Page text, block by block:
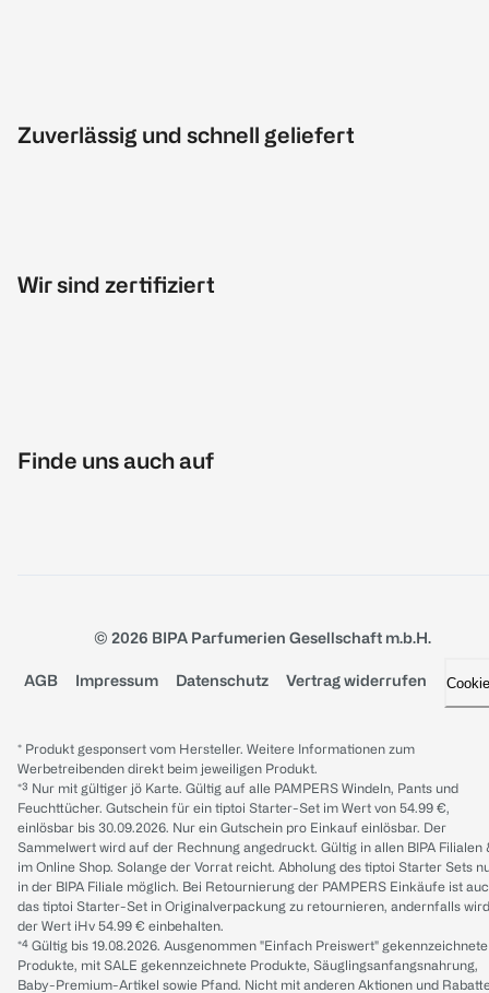
Zuverlässig und schnell geliefert
Wir sind zertifiziert
Finde uns auch auf
© 2026 BIPA Parfumerien Gesellschaft m.b.H.
AGB Impressum Datenschutz Vertrag widerrufen
* Produkt gesponsert vom Hersteller. Weitere Informationen zum
Werbetreibenden direkt beim jeweiligen Produkt.
*³ Nur mit gültiger jö Karte. Gültig auf alle PAMPERS Windeln, Pants und
Feuchttücher. Gutschein für ein tiptoi Starter-Set im Wert von 54.99 €,
einlösbar bis 30.09.2026. Nur ein Gutschein pro Einkauf einlösbar. Der
Sammelwert wird auf der Rechnung angedruckt. Gültig in allen BIPA Filialen
im Online Shop. Solange der Vorrat reicht. Abholung des tiptoi Starter Sets
in der BIPA Filiale möglich. Bei Retournierung der PAMPERS Einkäufe ist
das tiptoi Starter-Set in Originalverpackung zu retournieren, andernfalls wird
der Wert iHv 54.99 € einbehalten.
*⁴ Gültig bis 19.08.2026. Ausgenommen "Einfach Preiswert" gekennzeichnete
Produkte, mit SALE gekennzeichnete Produkte, Säuglingsanfangsnahrung,
Baby-Premium-Artikel sowie Pfand. Nicht mit anderen Aktionen und